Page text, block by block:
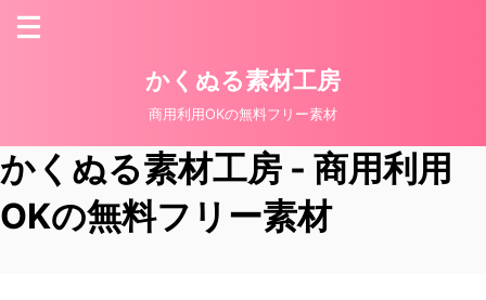
かくぬる素材工房
商用利用OKの無料フリー素材
かくぬる素材工房 - 商用利用
OKの無料フリー素材